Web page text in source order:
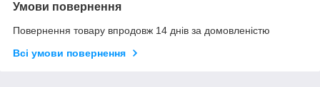
Умови повернення
Повернення товару впродовж 14 днів за домовленістю
Всі умови повернення